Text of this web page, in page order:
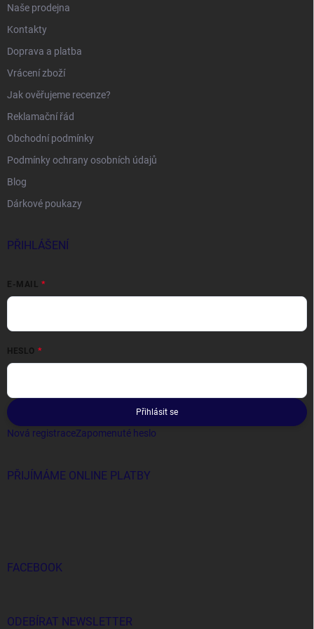
Naše prodejna
Kontakty
Doprava a platba
Vrácení zboží
Jak ověřujeme recenze?
Reklamační řád
Obchodní podmínky
Podmínky ochrany osobních údajů
Blog
Dárkové poukazy
PŘIHLÁŠENÍ
E-MAIL
HESLO
Přihlásit se
Nová registraceZapomenuté heslo
PŘIJÍMÁME ONLINE PLATBY
FACEBOOK
ODEBÍRAT NEWSLETTER